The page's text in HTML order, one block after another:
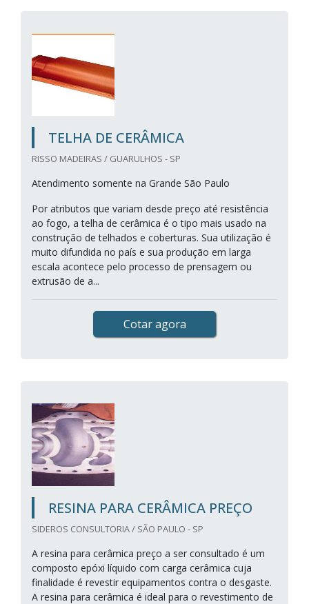
TELHA DE CERÂMICA
RISSO MADEIRAS / GUARULHOS - SP
Atendimento somente na Grande São Paulo
Por atributos que variam desde preço até resistência
ao fogo, a telha de cerâmica é o tipo mais usado na
construção de telhados e coberturas. Sua utilização é
muito difundida no país e sua produção em larga
escala acontece pelo processo de prensagem ou
extrusão de a...
Cotar agora
RESINA PARA CERÂMICA PREÇO
SIDEROS CONSULTORIA / SÃO PAULO - SP
A resina para cerâmica preço a ser consultado é um
composto epóxi líquido com carga cerâmica cuja
finalidade é revestir equipamentos contra o desgaste.
A resina para cerâmica é ideal para o revestimento de